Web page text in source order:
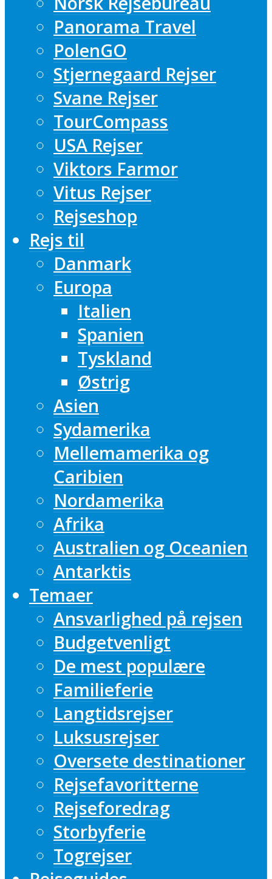
Panorama Travel
PolenGO
Stjernegaard Rejser
Svane Rejser
TourCompass
USA Rejser
Viktors Farmor
Vitus Rejser
Rejseshop
Rejs til
Danmark
Europa
Italien
Spanien
Tyskland
Østrig
Asien
Sydamerika
Mellemamerika og
Caribien
Nordamerika
Afrika
Australien og Oceanien
Antarktis
Temaer
Ansvarlighed på rejsen
Budgetvenligt
De mest populære
Familieferie
Langtidsrejser
Luksusrejser
Oversete destinationer
Rejsefavoritterne
Rejseforedrag
Storbyferie
Togrejser